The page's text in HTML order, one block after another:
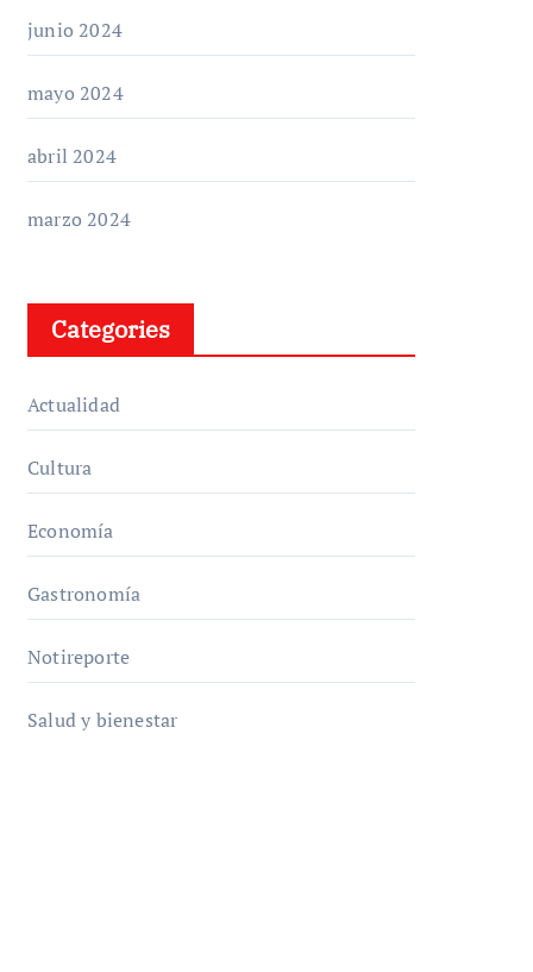
junio 2024
mayo 2024
abril 2024
marzo 2024
Categories
Actualidad
Cultura
Economía
Gastronomía
Notireporte
Salud y bienestar